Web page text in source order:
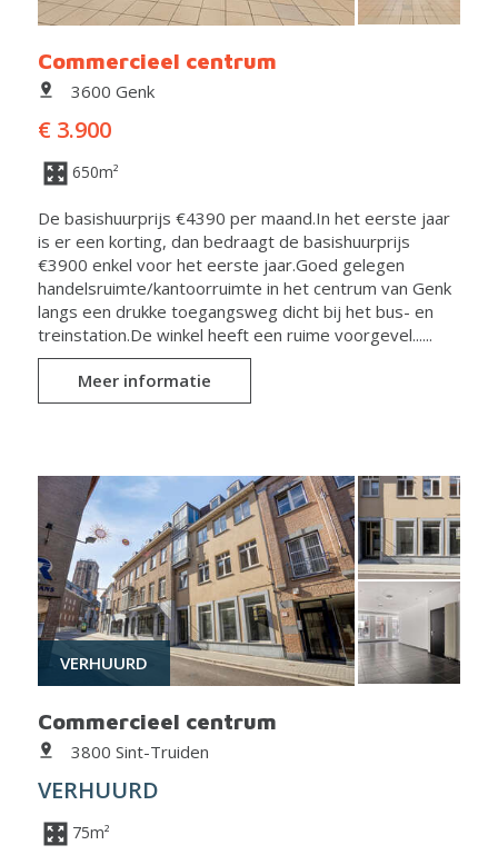
Commercieel centrum
3600 Genk
€ 3.900
650m²
De basishuurprijs €4390 per maand.In het eerste jaar
is er een korting, dan bedraagt de basishuurprijs
€3900 enkel voor het eerste jaar.Goed gelegen
handelsruimte/kantoorruimte in het centrum van Genk
langs een drukke toegangsweg dicht bij het bus- en
treinstation.De winkel heeft een ruime voorgevel......
Meer informatie
VERHUURD
Commercieel centrum
3800 Sint-Truiden
VERHUURD
75m²